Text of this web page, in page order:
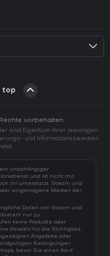
Key?
top
vorbehalten.
sind Eigentum ihrer jeweiligen
und Informationszwecken
ein unabhängiger
und ist nicht mit
ihr unterstützt. Steam und
eingetragene Marken der
Daten von Steam und
nur zu
keine Produkte oder
Gewähr für die Richtigkeit,
Angebote oder
Bedingungen
bevor Sie einen Kauf